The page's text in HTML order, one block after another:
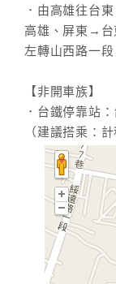
．由高雄往台東
高雄、屏東→
左轉山西路一
【非開車族】
．台鐵停靠站
（建議搭乘：